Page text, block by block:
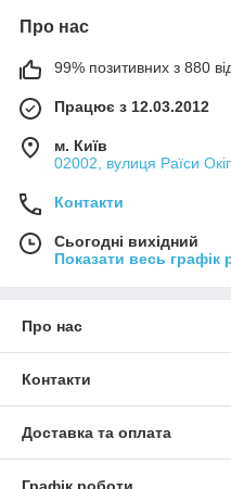
Про нас
99% позитивних з 880
Працює з 12.03.2012
м. Київ
02002, вулиця Раїси
Контакти
Сьогодні вихідний
Показати весь графік
Про нас
Контакти
Доставка та оплата
Графік роботи